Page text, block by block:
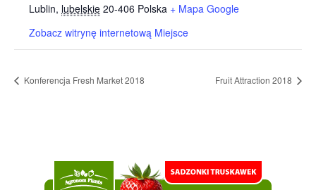
Lublin, lubelskie 20-406 Polska + Mapa Google
Zobacz witrynę internetową Miejsce
Konferencja Fresh Market 2018 Fruit Attraction 2018